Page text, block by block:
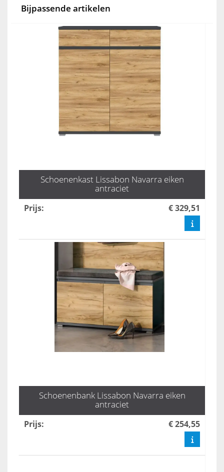
Bijpassende artikelen
Schoenenkast Lissabon Navarra eiken
antraciet
Prijs: € 329,51
Schoenenbank Lissabon Navarra eiken
antraciet
Prijs: € 254,55